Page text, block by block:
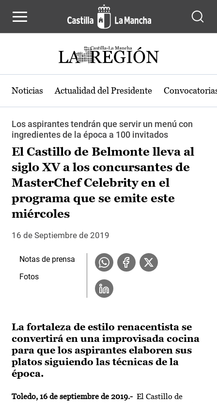
Noticias Actualidad del Presidente
Los aspirantes tendrán que servir un menú con
ingredientes de la época a 100 invitados
El Castillo de Belmonte lleva al
siglo XV a los concursantes de
MasterChef Celebrity en el
programa que se emite este
miércoles
16 de Septiembre de 2019
La fortaleza de estilo renacentista se
convertirá en una improvisada cocina
para que los aspirantes elaboren sus
platos siguiendo las técnicas de la
época.
Toledo, 16 de septiembre de 2019.- El Castillo de
Notas de prensa
Fotos